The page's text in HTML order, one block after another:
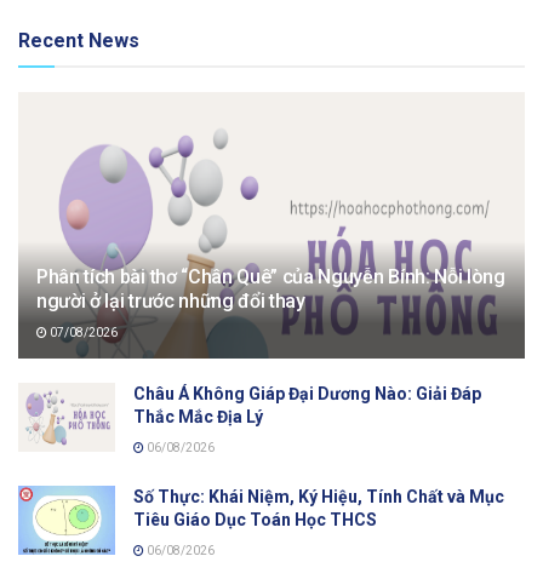
Recent News
Phân tích bài thơ “Chân Quê” của Nguyễn Bính: Nỗi lòng
người ở lại trước những đổi thay
07/08/2026
Châu Á Không Giáp Đại Dương Nào: Giải Đáp
Thắc Mắc Địa Lý
06/08/2026
Số Thực: Khái Niệm, Ký Hiệu, Tính Chất và Mục
Tiêu Giáo Dục Toán Học THCS
06/08/2026